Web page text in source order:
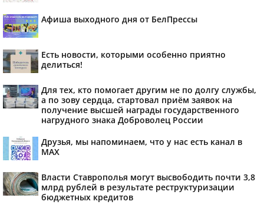
Афиша выходного дня от БелПрессы
Есть новости, которыми особенно приятно
делиться!
Для тех, кто помогает другим не по долгу службы,
а по зову сердца, стартовал приём заявок на
получение высшей награды государственного
нагрудного знака Доброволец России
Друзья, мы напоминаем, что у нас есть канал в
МАХ
Власти Ставрополья могут высвободить почти 3,8
млрд рублей в результате реструктуризации
бюджетных кредитов